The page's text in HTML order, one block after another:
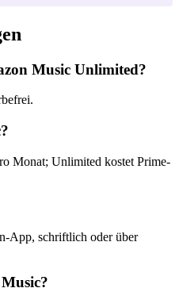
Music Unlimited?
Monat; Unlimited kostet Prime-
App, schriftlich oder über